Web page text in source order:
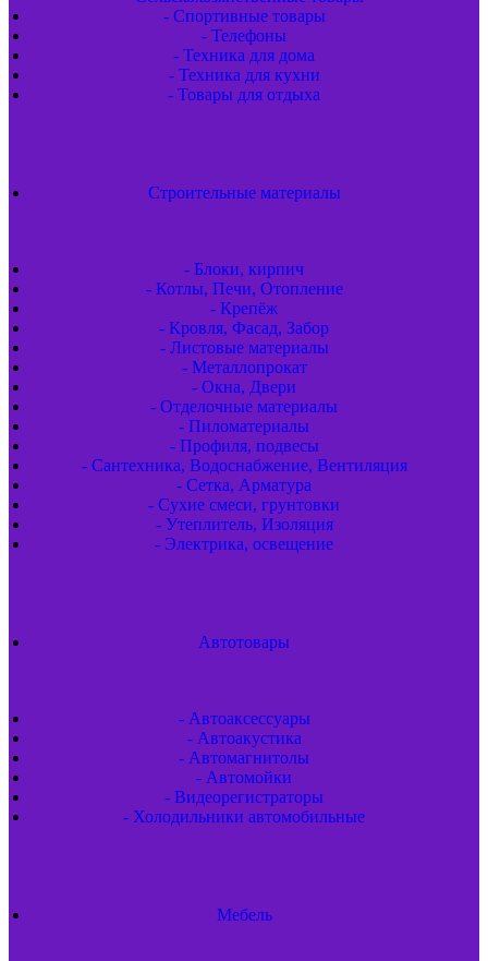
- Спортивные товары
- Телефоны
- Техника для дома
- Техника для кухни
- Товары для отдыха
Строительные материалы
- Блоки, кирпич
- Котлы, Печи, Отопление
- Крепёж
- Кровля, Фасад, Забор
- Листовые материалы
- Металлопрокат
- Окна, Двери
- Отделочные материалы
- Пиломатериалы
- Профиля, подвесы
- Сантехника, Водоснабжение, Вентиляция
- Сетка, Арматура
- Сухие смеси, грунтовки
- Утеплитель, Изоляция
- Электрика, освещение
Автотовары
- Автоаксессуары
- Автоакустика
- Автомагнитолы
- Автомойки
- Видеорегистраторы
- Холодильники автомобильные
Мебель